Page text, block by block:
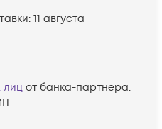
11 августа
лиц от банка-партнёра.